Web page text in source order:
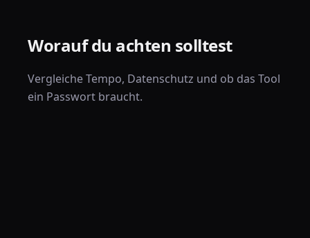
Worauf du achten solltest
Vergleiche Tempo, Datenschutz und ob das Tool
ein Passwort braucht.